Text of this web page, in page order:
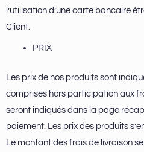
l’utilisation d’une carte bancaire
Client.
PRIX
Les prix de nos produits sont
comprises hors participation aux
seront indiqués dans la page
paiement. Les prix des produits
Le montant des frais de livraison